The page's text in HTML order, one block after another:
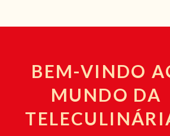
BEM-VINDO
MUNDO DA